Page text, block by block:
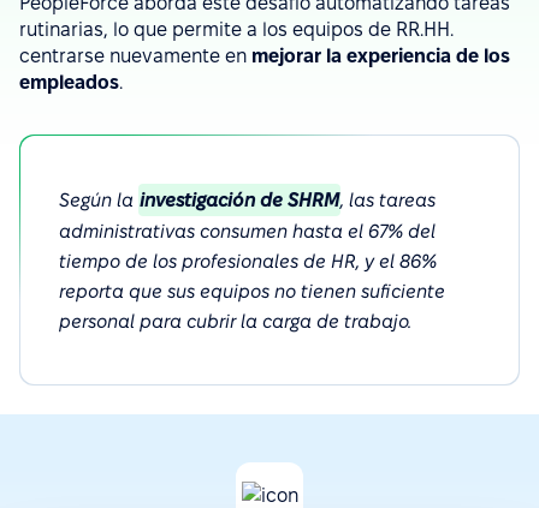
rutinarias, lo que permite a los equipos de RR.HH.
centrarse nuevamente en mejorar la experiencia de los
empleados.
Según la investigación de SHRM, las tareas
administrativas consumen hasta el 67% del
tiempo de los profesionales de HR, y el 86%
reporta que sus equipos no tienen suficiente
personal para cubrir la carga de trabajo.